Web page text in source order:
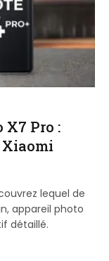
X7 Pro :
Xiaomi
lequel de
appareil photo
détaillé.